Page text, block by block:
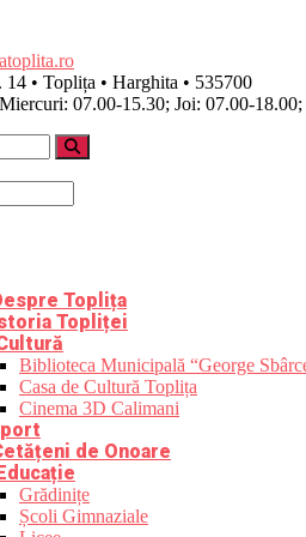
• Toplița • Harghita • 535700
07.00-15.30; Joi: 07.00-
Toplița
Topliței
Biblioteca Municipală “George
Casa de Cultură Toplița
Cinema 3D Calimani
de Onoare
Grădinițe
Școli Gimnaziale